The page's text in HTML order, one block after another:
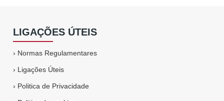
LIGAÇÕES ÚTEIS
› Normas Regulamentares
› Ligações Úteis
› Politica de Privacidade